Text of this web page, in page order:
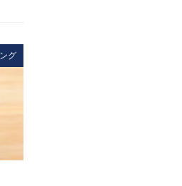
グ